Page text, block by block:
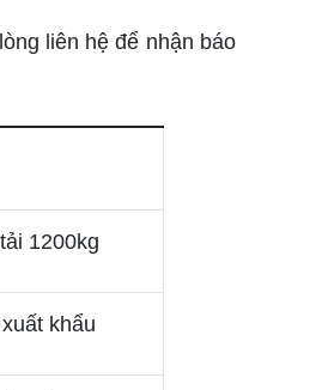
liên hệ để nhận báo
1200kg
khẩu